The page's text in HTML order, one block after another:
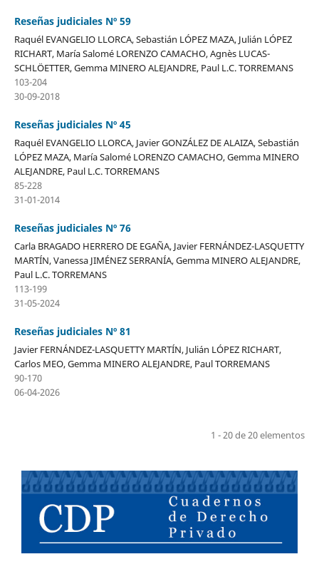
Reseñas judiciales Nº 59
Raquél EVANGELIO LLORCA, Sebastián LÓPEZ MAZA, Julián LÓPEZ
RICHART, María Salomé LORENZO CAMACHO, Agnès LUCAS-
SCHLÖETTER, Gemma MINERO ALEJANDRE, Paul L.C. TORREMANS
103-204
30-09-2018
Reseñas judiciales Nº 45
Raquél EVANGELIO LLORCA, Javier GONZÁLEZ DE ALAIZA, Sebastián
LÓPEZ MAZA, María Salomé LORENZO CAMACHO, Gemma MINERO
ALEJANDRE, Paul L.C. TORREMANS
85-228
31-01-2014
Reseñas judiciales Nº 76
Carla BRAGADO HERRERO DE EGAÑA, Javier FERNÁNDEZ-LASQUETTY
MARTÍN, Vanessa JIMÉNEZ SERRANÍA, Gemma MINERO ALEJANDRE,
Paul L.C. TORREMANS
113-199
31-05-2024
Reseñas judiciales Nº 81
Javier FERNÁNDEZ-LASQUETTY MARTÍN, Julián LÓPEZ RICHART,
Carlos MEO, Gemma MINERO ALEJANDRE, Paul TORREMANS
90-170
06-04-2026
1 - 20 de 20 elementos